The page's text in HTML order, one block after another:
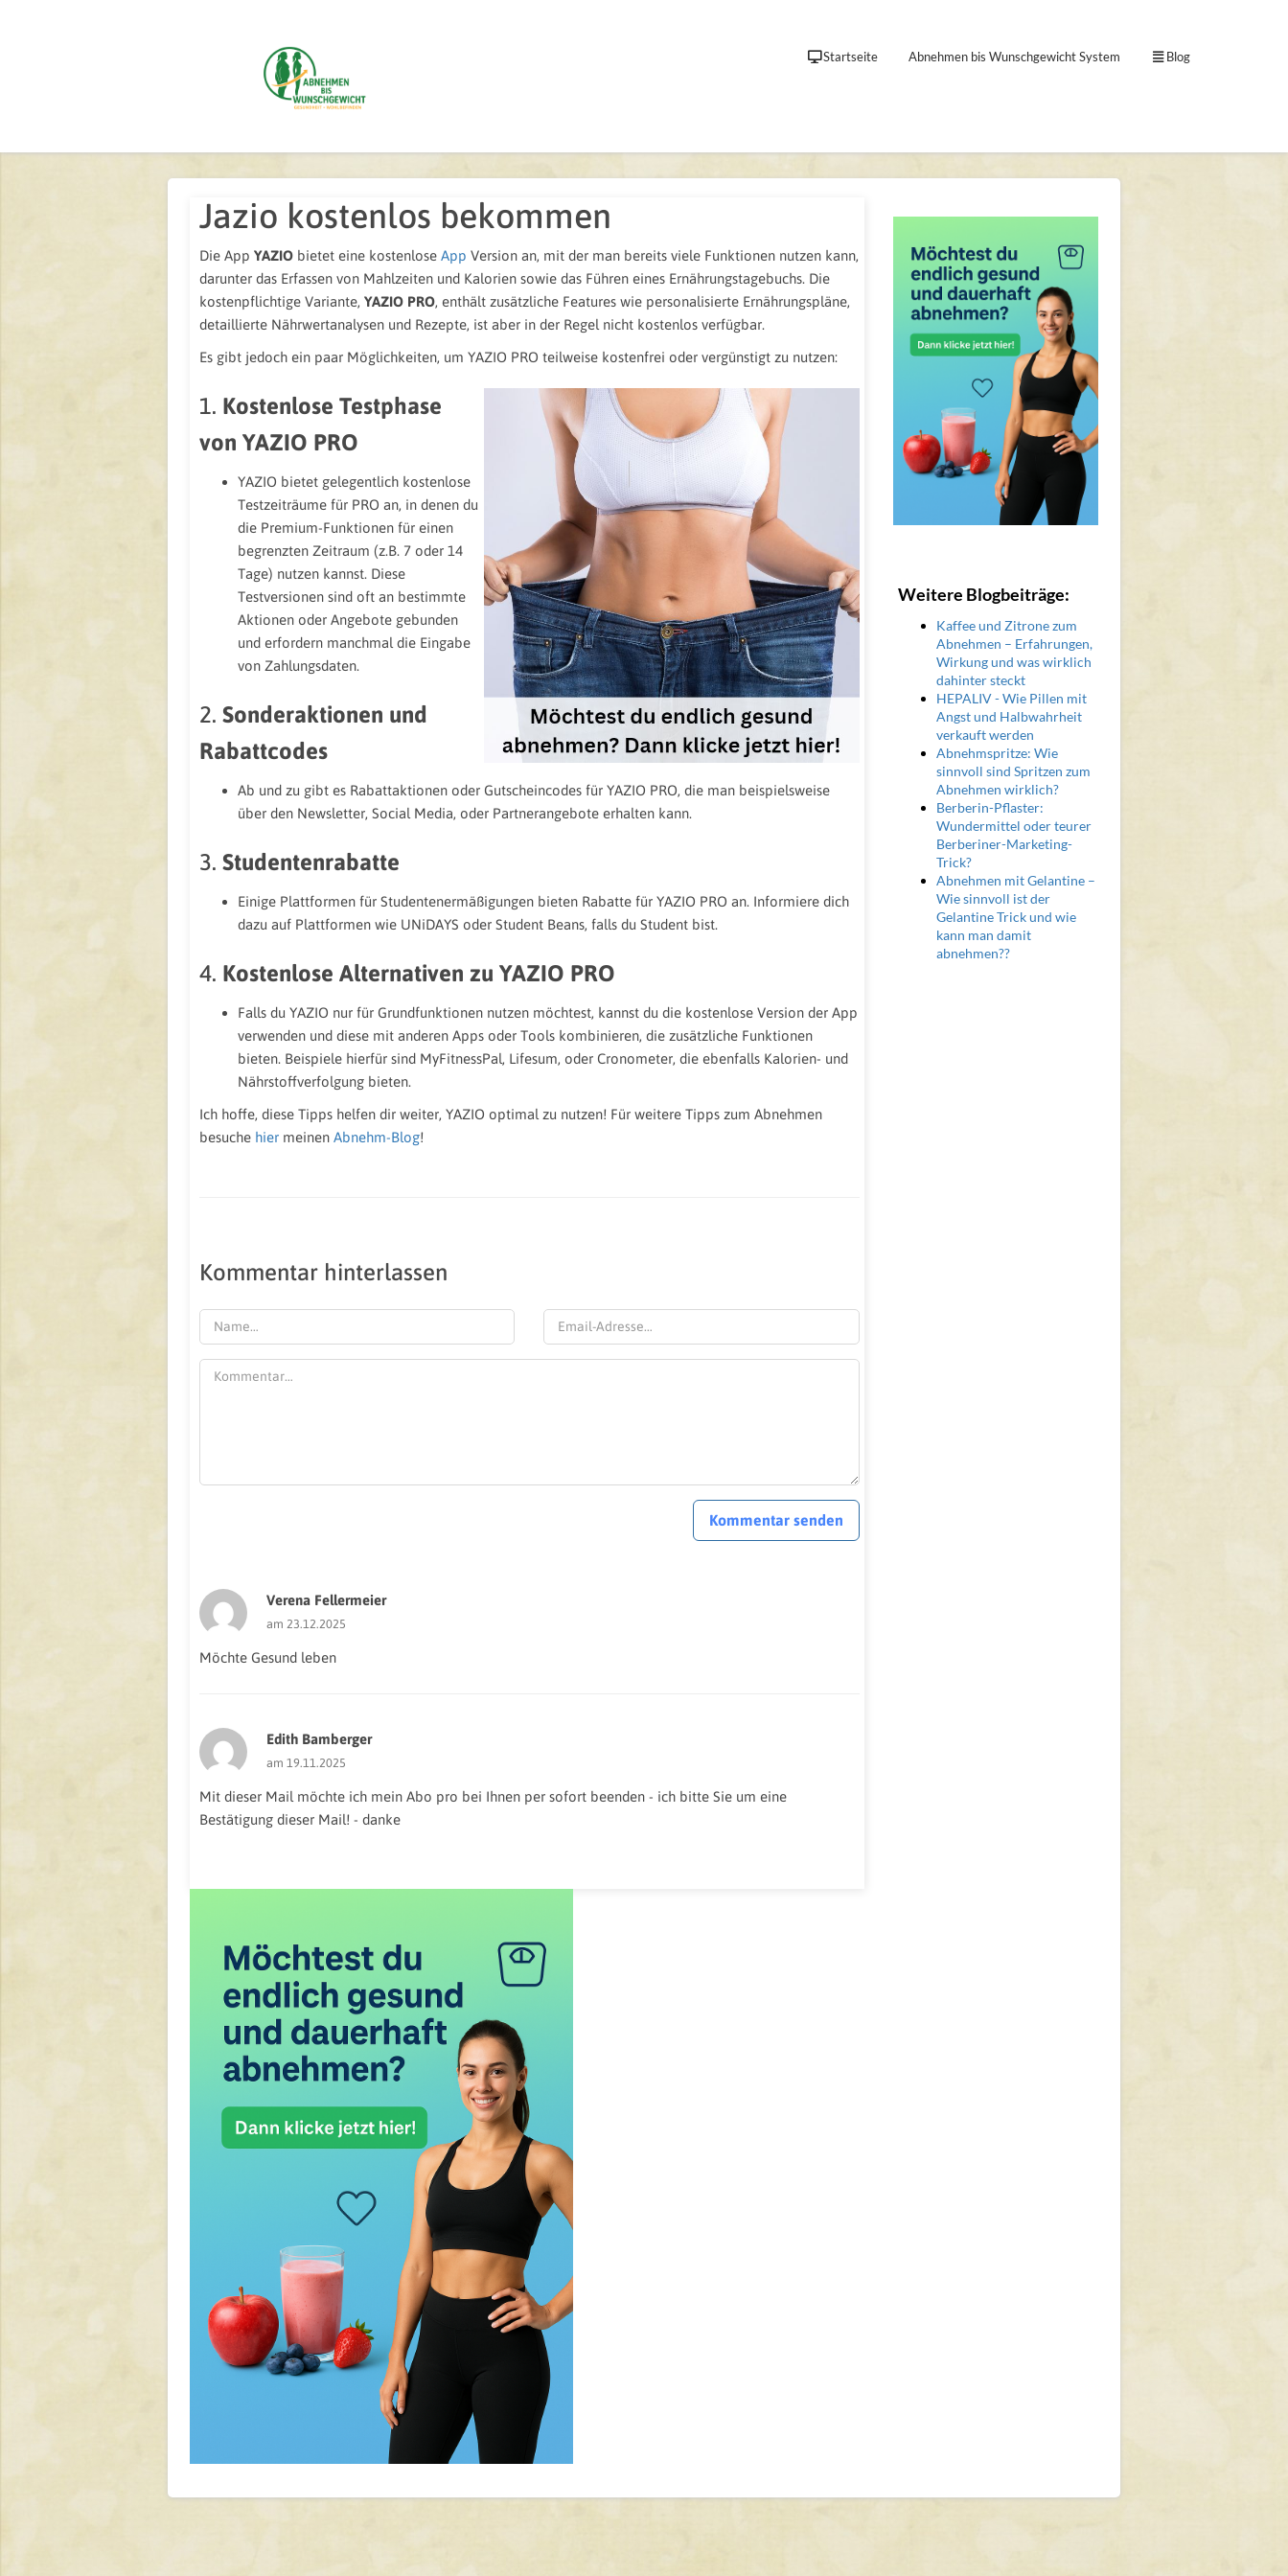
Startseite Abnehmen bis Wunschgewicht System Blog
Jazio kostenlos bekommen
Die App YAZIO bietet eine kostenlose App Version an, mit der man bereits viele Funktionen nutzen kann,
darunter das Erfassen von Mahlzeiten und Kalorien sowie das Führen eines Ernährungstagebuchs. Die
kostenpflichtige Variante, YAZIO PRO, enthält zusätzliche Features wie personalisierte Ernährungspläne,
detaillierte Nährwertanalysen und Rezepte, ist aber in der Regel nicht kostenlos verfügbar.
Es gibt jedoch ein paar Möglichkeiten, um YAZIO PRO teilweise kostenfrei oder vergünstigt zu nutzen:
1. Kostenlose Testphase
von YAZIO PRO
YAZIO bietet gelegentlich kostenlose
Testzeiträume für PRO an, in denen du
die Premium-Funktionen für einen
begrenzten Zeitraum (z.B. 7 oder 14
Tage) nutzen kannst. Diese
Testversionen sind oft an bestimmte
Aktionen oder Angebote gebunden
und erfordern manchmal die Eingabe
von Zahlungsdaten.
2. Sonderaktionen und
Rabattcodes
Ab und zu gibt es Rabattaktionen oder Gutscheincodes für YAZIO PRO, die man beispielsweise
über den Newsletter, Social Media, oder Partnerangebote erhalten kann.
3. Studentenrabatte
Einige Plattformen für Studentenermäßigungen bieten Rabatte für YAZIO PRO an. Informiere dich
dazu auf Plattformen wie UNiDAYS oder Student Beans, falls du Student bist.
4. Kostenlose Alternativen zu YAZIO PRO
Falls du YAZIO nur für Grundfunktionen nutzen möchtest, kannst du die kostenlose Version der App
verwenden und diese mit anderen Apps oder Tools kombinieren, die zusätzliche Funktionen
bieten. Beispiele hierfür sind MyFitnessPal, Lifesum, oder Cronometer, die ebenfalls Kalorien- und
Nährstoffverfolgung bieten.
Ich hoffe, diese Tipps helfen dir weiter, YAZIO optimal zu nutzen! Für weitere Tipps zum Abnehmen
besuche hier meinen Abnehm-Blog!
Kommentar hinterlassen
Kommentar senden
Verena Fellermeier
am 23.12.2025
Möchte Gesund leben
Edith Bamberger
am 19.11.2025
Mit dieser Mail möchte ich mein Abo pro bei Ihnen per sofort beenden - ich bitte Sie um eine
Bestätigung dieser Mail! - danke
Weitere Blogbeiträge:
Kaffee und Zitrone zum
Abnehmen – Erfahrungen,
Wirkung und was wirklich
dahinter steckt
HEPALIV - Wie Pillen mit
Angst und Halbwahrheit
verkauft werden
Abnehmspritze: Wie
sinnvoll sind Spritzen zum
Abnehmen wirklich?
Berberin-Pflaster:
Wundermittel oder teurer
Berberiner-Marketing-
Trick?
Abnehmen mit Gelantine –
Wie sinnvoll ist der
Gelantine Trick und wie
kann man damit
abnehmen??